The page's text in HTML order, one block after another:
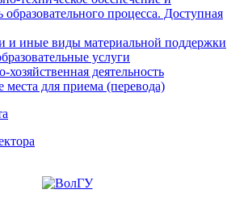
образовательного процесса. Доступная
и иные виды материальной поддержки
услуги
деятельность
места для приема (перевода)